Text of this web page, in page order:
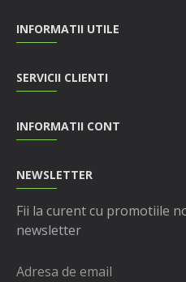
INFORMATII UTILE
SERVICII CLIENTI
INFORMATII CONT
NEWSLETTER
Fii la curent cu promotiile
newsletter